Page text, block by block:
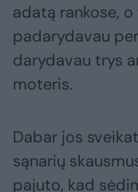
adatą rankose,
padarydavau
darydavau trys
moteris.
Dabar jos
sąnarių
pajuto, kad